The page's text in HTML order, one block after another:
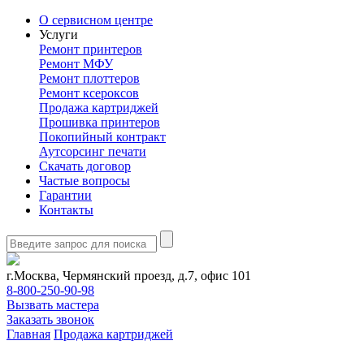
О сервисном центре
Услуги
Ремонт принтеров
Ремонт МФУ
Ремонт плоттеров
Ремонт ксероксов
Продажа картриджей
Прошивка принтеров
Покопийный контракт
Аутсорсинг печати
Скачать договор
Частые вопросы
Гарантии
Контакты
г.Москва, Чермянский проезд, д.7, офис 101
8-800-250-90-98
Вызвать мастера
Заказать звонок
Главная Продажа картриджей